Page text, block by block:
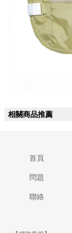
相關商品推薦
首頁
問題
聯絡